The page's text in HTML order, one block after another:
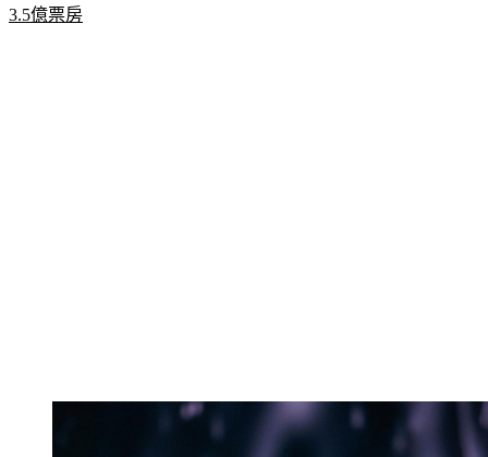
3.5億票房